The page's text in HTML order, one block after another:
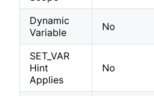
Dynamic
Variable
No
SET_VAR
Hint
Applies
No